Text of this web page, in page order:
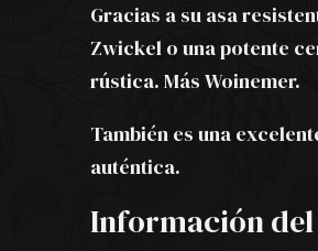
Gracias a su asa
Zwickel o una potente
rústica. Más Woinemer.
También es una
auténtica.
Información